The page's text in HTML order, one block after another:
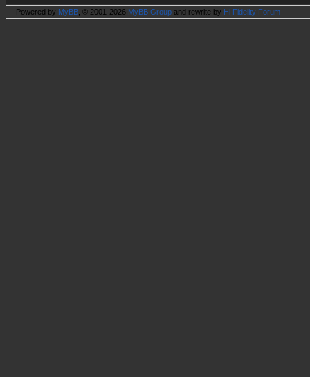
Powered by MyBB , © 2001-2026 MyBB Group and rewrite by Hi Fidelity Forum